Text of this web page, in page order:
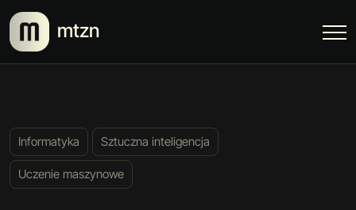
mtzn
Informatyka Sztuczna inteligencja
Uczenie maszynowe